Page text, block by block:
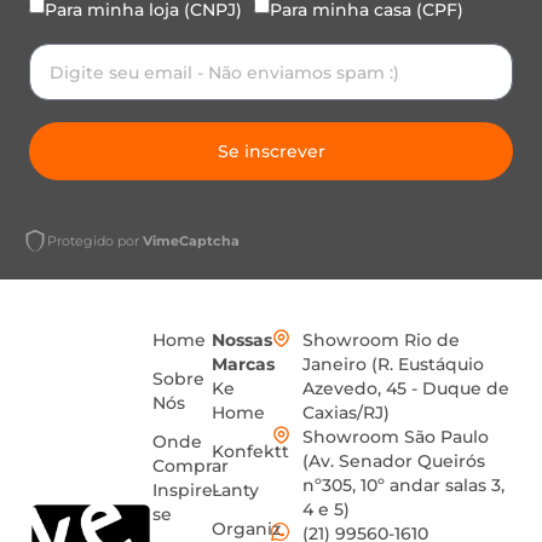
Para minha loja (CNPJ) Para minha casa (CPF)
Se inscrever
Protegido por VimeCaptcha
Home
Sobre
Nós
Onde
Comprar
Inspire-
se
Nossas
Marcas
Ke
Home
Konfektt
Lanty
Organiz
Showroom Rio de
Janeiro (R. Eustáquio
Azevedo, 45 - Duque de
Caxias/RJ)
Showroom São Paulo
(Av. Senador Queirós
nº305, 10º andar salas 3,
4 e 5)
(21) 99560-1610